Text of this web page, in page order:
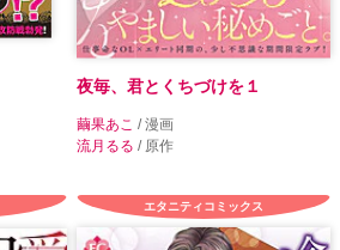
夜毎、君とくちづけを１
繭果あこ / 漫画
流月るる / 原作
エタニティコミックス